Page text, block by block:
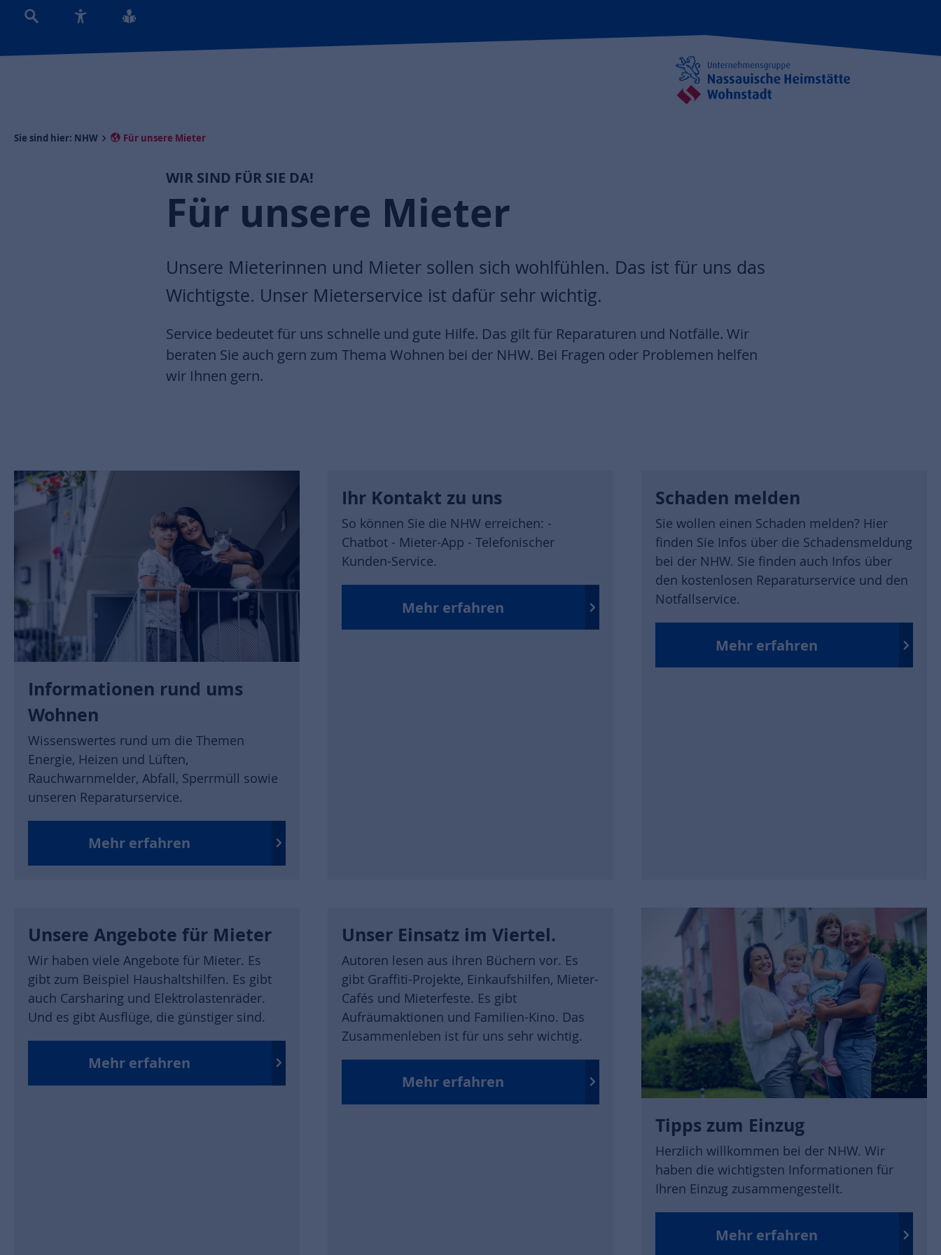
Sie sind hier: NHW Für unsere Mieter
WIR SIND FÜR SIE DA!
Für unsere Mieter
Unsere Mieterinnen und Mieter sollen sich wohlfühlen. Das ist für uns das
Wichtigste. Unser Mieterservice ist dafür sehr wichtig.
Service bedeutet für uns schnelle und gute Hilfe. Das gilt für Reparaturen und Notfälle. Wir
beraten Sie auch gern zum Thema Wohnen bei der NHW. Bei Fragen oder Problemen helfen
wir Ihnen gern.
Informationen rund ums
Wohnen
Wissenswertes rund um die Themen
Energie, Heizen und Lüften,
Rauchwarnmelder, Abfall, Sperrmüll sowie
unseren Reparaturservice.
Mehr erfahren
Ihr Kontakt zu uns
So können Sie die NHW erreichen: -
Chatbot - Mieter-App - Telefonischer
Kunden-Service.
Mehr erfahren
Schaden melden
Sie wollen einen Schaden melden? Hier
finden Sie Infos über die Schadensmeldung
bei der NHW. Sie finden auch Infos über
den kostenlosen Reparaturservice und den
Notfallservice.
Mehr erfahren
Unsere Angebote für Mieter
Wir haben viele Angebote für Mieter. Es
gibt zum Beispiel Haushaltshilfen. Es gibt
auch Carsharing und Elektrolastenräder.
Und es gibt Ausflüge, die günstiger sind.
Mehr erfahren
Unser Einsatz im Viertel.
Autoren lesen aus ihren Büchern vor. Es
gibt Graffiti-Projekte, Einkaufshilfen, Mieter-
Cafés und Mieterfeste. Es gibt
Aufräumaktionen und Familien-Kino. Das
Zusammenleben ist für uns sehr wichtig.
Mehr erfahren
Tipps zum Einzug
Herzlich willkommen bei der NHW. Wir
haben die wichtigsten Informationen für
Ihren Einzug zusammengestellt.
Mehr erfahren